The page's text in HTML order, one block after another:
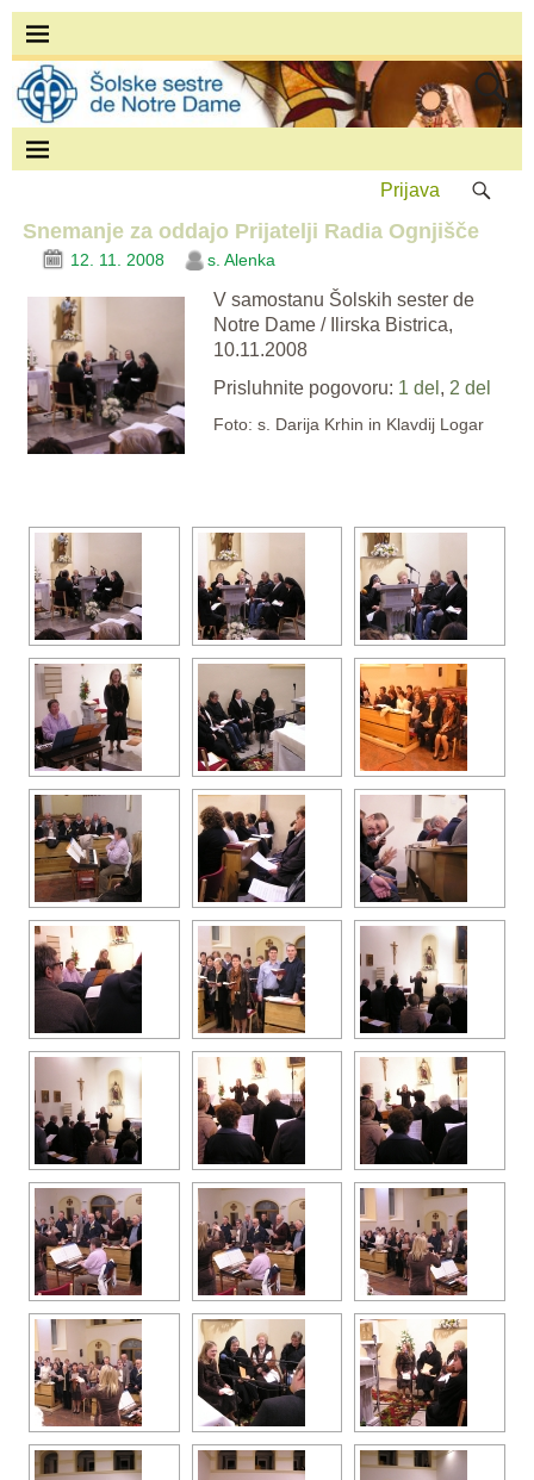
Prijava
Snemanje za oddajo Prijatelji Radia Ognjišče
12. 11. 2008 s. Alenka
V samostanu Šolskih sester de
Notre Dame / Ilirska Bistrica,
10.11.2008
Prisluhnite pogovoru: 1 del , 2 del
Foto: s. Darija Krhin in Klavdij Logar